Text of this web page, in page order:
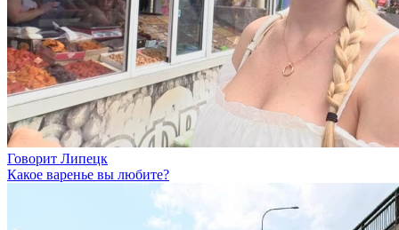
Говорит Липецк
Какое варенье вы любите?